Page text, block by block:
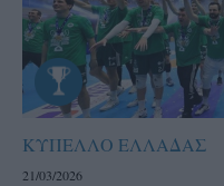
ΚΥΠΕΛΛΟ ΕΛΛΑΔΑΣ
21/03/2026